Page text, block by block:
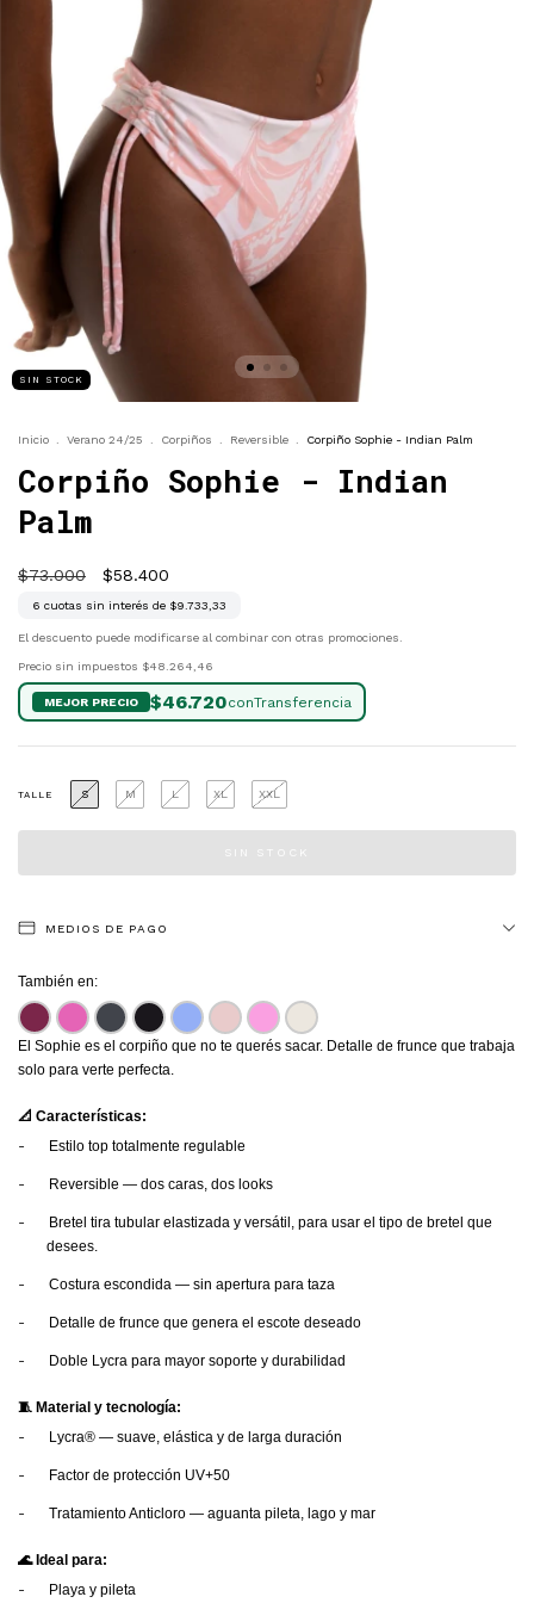
SIN STOCK
Inicio Verano 24/25 Corpiños Reversible Corpiño Sophie - Indian Palm
Corpiño Sophie - Indian
Palm
$73.000 $58.400
6 cuotas sin interés de $9.733,33
El descuento puede modificarse al combinar con otras promociones.
Precio sin impuestos $48.264,46
$46.720con
TALLE S M L XL XXL
MEDIOS DE PAGO
También en:
El Sophie es el corpiño que no te querés sacar. Detalle de frunce que trabaja
solo para verte perfecta.
📐 Características:
-
Estilo top totalmente regulable
- Reversible — dos caras, dos looks
-
Bretel tira tubular elastizada y versátil, para usar el tipo de bretel que
desees.
- Costura escondida — sin apertura para taza
- Detalle de frunce que genera el escote deseado
- Doble Lycra para mayor soporte y durabilidad
🧵 Material y tecnología:
-
Lycra® — suave, elástica y de larga duración
- Factor de protección UV+50
- Tratamiento Anticloro — aguanta pileta, lago y mar
🌊 Ideal para:
-
Playa y pileta